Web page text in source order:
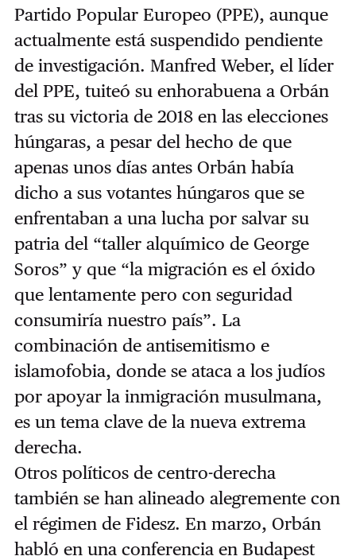
Partido Popular Europeo (PPE), aunque
actualmente está suspendido pendiente
de investigación. Manfred Weber, el líder
del PPE, tuiteó su enhorabuena a Orbán
tras su victoria de 2018 en las elecciones
húngaras, a pesar del hecho de que
apenas unos días antes Orbán había
dicho a sus votantes húngaros que se
enfrentaban a una lucha por salvar su
patria del “taller alquímico de George
Soros” y que “la migración es el óxido
que lentamente pero con seguridad
consumiría nuestro país”. La
combinación de antisemitismo e
islamofobia, donde se ataca a los judíos
por apoyar la inmigración musulmana,
es un tema clave de la nueva extrema
derecha.
Otros políticos de centro-derecha
también se han alineado alegremente con
el régimen de Fidesz. En marzo, Orbán
habló en una conferencia en Budapest